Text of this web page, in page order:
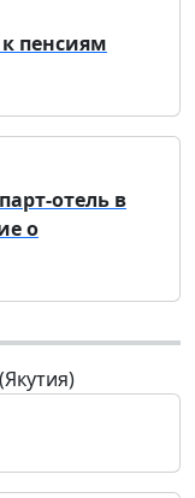
пенсиям
отель в
о